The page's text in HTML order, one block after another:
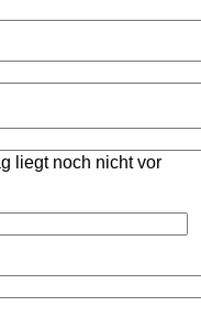
liegt noch nicht vor